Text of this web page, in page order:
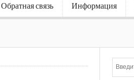
Обратная связь Информация